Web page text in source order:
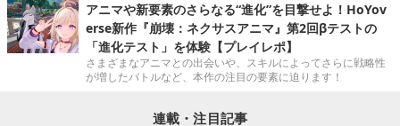
アニマや新要素のさらなる“進化”を目撃せよ！HoYov
erse新作『崩壊：ネクサスアニマ』第2回βテストの
「進化テスト」を体験【プレイレポ】
さまざまなアニマとの出会いや、スキルによってさらに戦略性
が増したバトルなど、本作の注目の要素に迫ります！
連載・注目記事